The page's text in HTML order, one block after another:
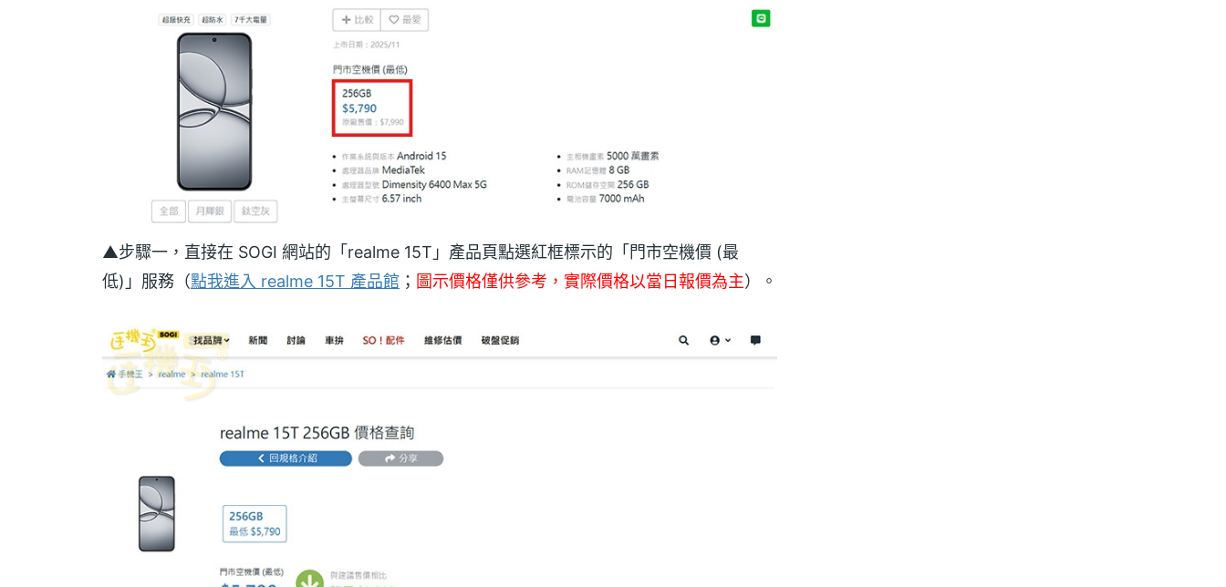
▲步驟一，直接在 SOGI 網站的「realme 15T」產品頁點選紅框標示的「門市空機價 (最
低)」服務（點我進入 realme 15T 產品館 ； 圖示價格僅供參考，實際價格以當日報價為主）。